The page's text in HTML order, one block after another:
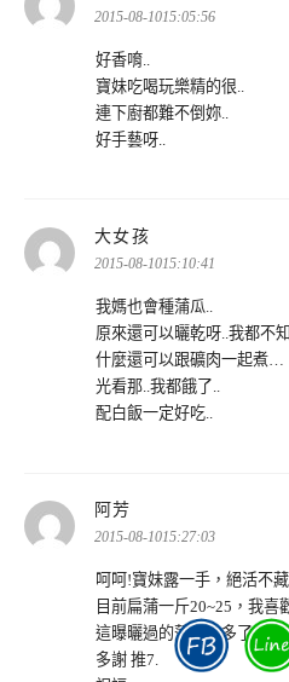
示:
2015-08-1015:05:56
好香唷..
寶妹吃喝玩樂精的很..
連下廚都難不倒妳..
好手藝呀..
大女孩
示:
2015-08-1015:10:41
我媽也會種蒲瓜..
原來還可以曬乾呀..我都不
什麼還可以跟礦肉一起煮…
光看那..我都餓了..
配白飯一定好吃..
阿芳
示:
2015-08-1015:27:03
呵呵!寶妹露一手，絕活不藏
目前扁蒲一斤20~25，我喜
這曝曬過的蒲干，多了為他
多謝 推7.